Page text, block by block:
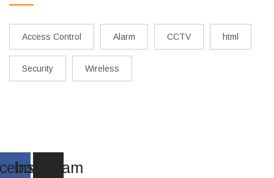
Access Control Alarm CCTV html
Security Wireless
Instagram